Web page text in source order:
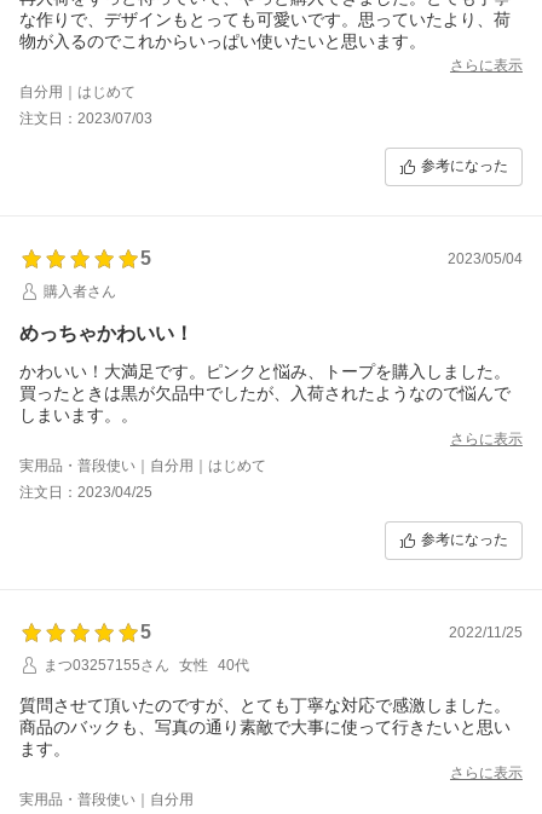
な作りで、デザインもとっても可愛いです。思っていたより、荷
物が入るのでこれからいっぱい使いたいと思います。
さらに表示
自分用｜はじめて
注文日：2023/07/03
参考になった
5
2023/05/04
購入者さん
めっちゃかわいい！
かわいい！大満足です。ピンクと悩み、トープを購入しました。
買ったときは黒が欠品中でしたが、入荷されたようなので悩んで
しまいます。。
さらに表示
実用品・普段使い｜自分用｜はじめて
注文日：2023/04/25
参考になった
5
2022/11/25
まつ03257155さん
女性 40代
質問させて頂いたのですが、とても丁寧な対応で感激しました。
商品のバックも、写真の通り素敵で大事に使って行きたいと思い
ます。
さらに表示
実用品・普段使い｜自分用